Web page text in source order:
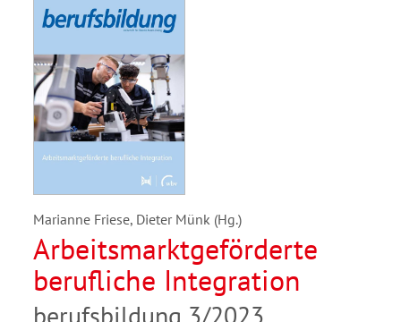
Marianne Friese, Dieter Münk (Hg.)
Arbeitsmarktgeförderte
berufliche Integration